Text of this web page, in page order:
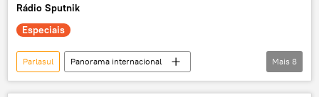
Rádio Sputnik
Especiais
Parlasul
Panorama internacional
Américas
Paraguai
Argentina
Mais 8